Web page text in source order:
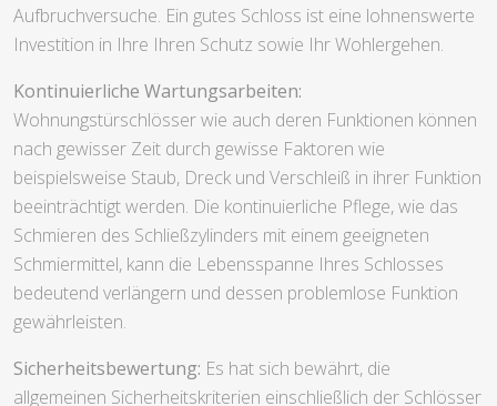
Aufbruchversuche. Ein gutes Schloss ist eine lohnenswerte
Investition in Ihre Ihren Schutz sowie Ihr Wohlergehen.
Kontinuierliche Wartungsarbeiten:
Wohnungstürschlösser wie auch deren Funktionen können
nach gewisser Zeit durch gewisse Faktoren wie
beispielsweise Staub, Dreck und Verschleiß in ihrer Funktion
beeinträchtigt werden. Die kontinuierliche Pflege, wie das
Schmieren des Schließzylinders mit einem geeigneten
Schmiermittel, kann die Lebensspanne Ihres Schlosses
bedeutend verlängern und dessen problemlose Funktion
gewährleisten.
Sicherheitsbewertung: Es hat sich bewährt, die
allgemeinen Sicherheitskriterien einschließlich der Schlösser